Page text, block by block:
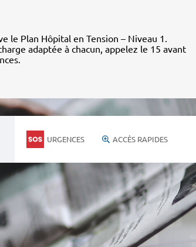
le Plan Hôpital en Tension – Niveau 1.
adaptée à chacun, appelez le 15 avant
URGENCES ACCÈS RAPIDES